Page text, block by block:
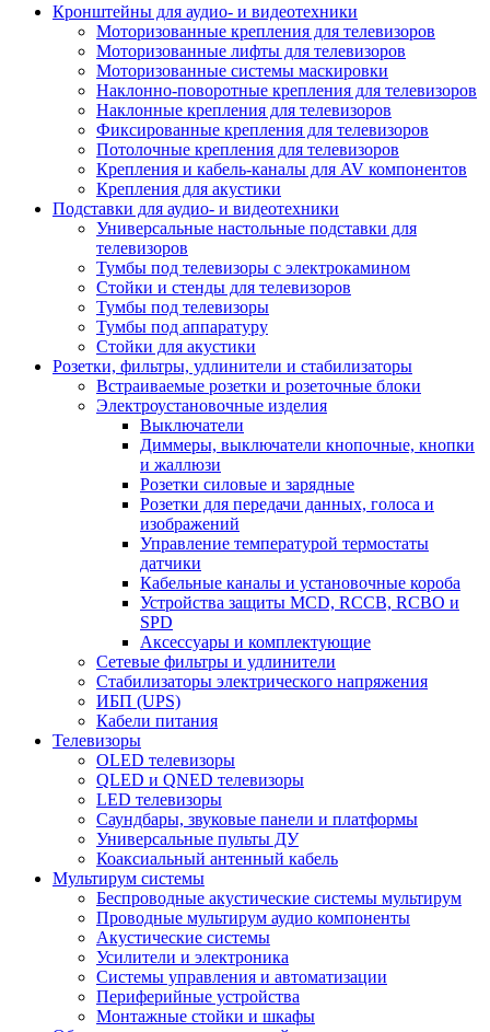
Кронштейны для аудио- и видеотехники
Моторизованные крепления для телевизоров
Моторизованные лифты для телевизоров
Моторизованные системы маскировки
Наклонно-поворотные крепления для телевизоров
Наклонные крепления для телевизоров
Фиксированные крепления для телевизоров
Потолочные крепления для телевизоров
Крепления и кабель-каналы для AV компонентов
Крепления для акустики
Подставки для аудио- и видеотехники
Универсальные настольные подставки для
телевизоров
Тумбы под телевизоры с электрокамином
Стойки и стенды для телевизоров
Тумбы под телевизоры
Тумбы под аппаратуру
Стойки для акустики
Розетки, фильтры, удлинители и стабилизаторы
Встраиваемые розетки и розеточные блоки
Электроустановочные изделия
Выключатели
Диммеры, выключатели кнопочные, кнопки
и жаллюзи
Розетки силовые и зарядные
Розетки для передачи данных, голоса и
изображений
Управление температурой термостаты
датчики
Кабельные каналы и установочные короба
Устройства защиты MCD, RCCB, RCBO и
SPD
Аксессуары и комплектующие
Сетевые фильтры и удлинители
Стабилизаторы электрического напряжения
ИБП (UPS)
Кабели питания
Телевизоры
OLED телевизоры
QLED и QNED телевизоры
LED телевизоры
Саундбары, звуковые панели и платформы
Универсальные пульты ДУ
Коаксиальный антенный кабель
Мультирум системы
Беспроводные акустические системы мультирум
Проводные мультирум аудио компоненты
Акустические системы
Усилители и электроника
Системы управления и автоматизации
Периферийные устройства
Монтажные стойки и шкафы